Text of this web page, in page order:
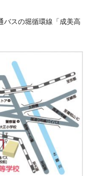
バスの堀循環線「成美高